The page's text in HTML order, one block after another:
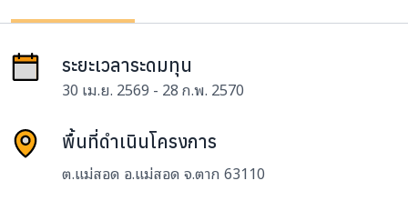
ระยะเวลาระดมทุน
30 เม.ย. 2569 - 28 ก.พ. 2570
พื้นที่ดำเนินโครงการ
ต.แม่สอด อ.แม่สอด จ.ตาก 63110